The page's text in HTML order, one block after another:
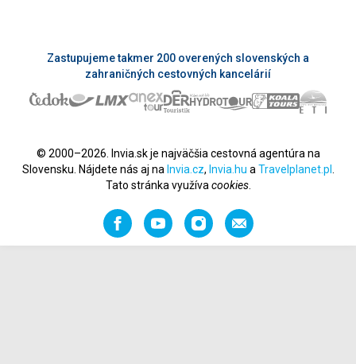
Zastupujeme takmer 200 overených slovenských a
zahraničných cestovných kancelárií
© 2000–2026. Invia.sk je najväčšia cestovná agentúra na
Slovensku. Nájdete nás aj na Invia.cz, Invia.hu a Travelplanet.pl
Tato stránka využíva cookies.
FacebookYouTubeInstagramOdporučiť